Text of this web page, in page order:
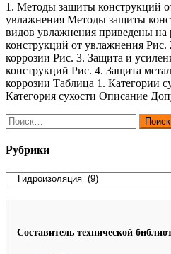
1. Методы защиты конструкций
увлажнения Методы защиты
видов увлажнения приведены на
конструкций от увлажнения
коррозии Рис. 3. Защита и
конструкций Рис. 4. Защита
коррозии Таблица 1. Категории
Категория сухости Описание
Найти:
Рубрики
Рубрики
Составитель технической